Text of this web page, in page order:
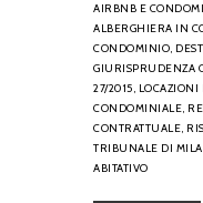
AIRBNB E
ALBERGHIERA IN
CONDOMINIO,
GIURISPRUDENZA
27/2015, LOCAZIONI
CONDOMINIALE,
CONTRATTUALE,
TRIBUNALE DI
ABITATIVO